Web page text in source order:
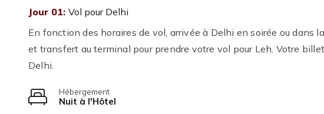
Jour 01: Vol pour Delhi
En fonction des horaires de vol, arrivée à Delhi en soirée ou dans
et transfert au terminal pour prendre votre vol pour Leh. Votre
Delhi.
Hébergement
Nuit à l'Hôtel